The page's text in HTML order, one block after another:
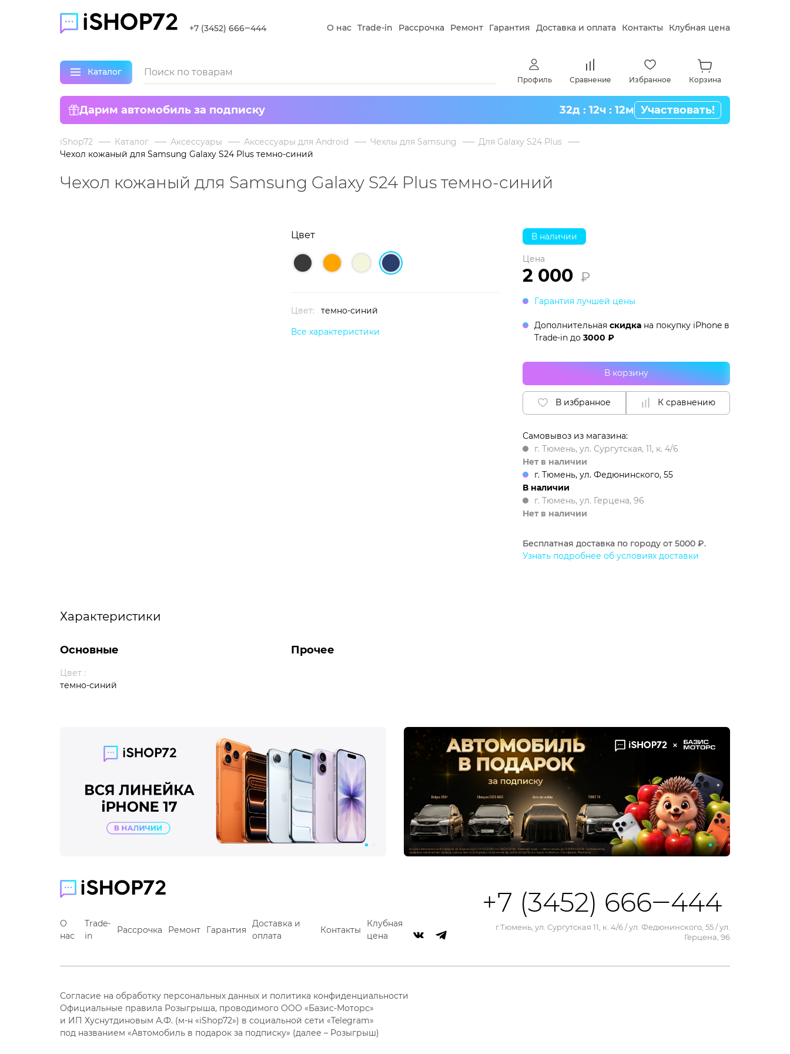
+7 (3452) 666‒444 О нас Trade-in Рассрочка Ремонт Гарантия Доставка и оплата Контакты Клубная цена
Каталог
Профиль Сравнение Избранное Корзина
Дарим автомобиль за подписку 32д : 12ч : 12м Участвовать!
iShop72 Каталог Аксессуары Аксессуары для Android Чехлы для Samsung
Для Galaxy S24 Plus
Чехол кожаный для Samsung Galaxy S24 Plus темно-синий
Чехол кожаный для Samsung Galaxy S24 Plus темно-синий
Цвет
Цвет:
темно-синий
Все характеристики
В наличии
Цена
2 000 ₽
Гарантия лучшей цены
Дополнительная скидкана покупку iPhone в
Trade-inдо 3000 ₽
В корзину
В избранное К сравнению
Самовывоз из магазина:
г. Тюмень, ул. Сургутская, 11, к. 4/6
Нет в наличии
г. Тюмень, ул. Федюнинского, 55
В наличии
г. Тюмень, ул. Герцена, 96
Нет в наличии
Бесплатная доставка по городу от 5000 ₽.
Узнать подробнее об условиях доставки
Характеристики
Основные
Цвет :
темно-синий
Прочее
О
нас
Trade-
in
Рассрочка Ремонт Гарантия
Доставка и
оплата
Контакты
Клубная
цена
+7 (3452) 666‒444
г.Тюмень, ул. Сургутская 11, к. 4/6 / ул. Федюнинского, 55 / ул.
Герцена, 96
Согласие на обработку персональных данных и политика конфиденциальности
Официальные правила Розыгрыша, проводимого ООО «Базис-Моторс»
и ИП Хуснутдиновым А.Ф. (м-н «iShop72») в социальной сети «Telegram»
под названием «Автомобиль в подарок за подписку» (далее – Розыгрыш)